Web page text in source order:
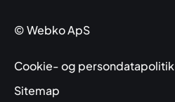
© Webko ApS
Cookie- og persondatapolitik
Sitemap